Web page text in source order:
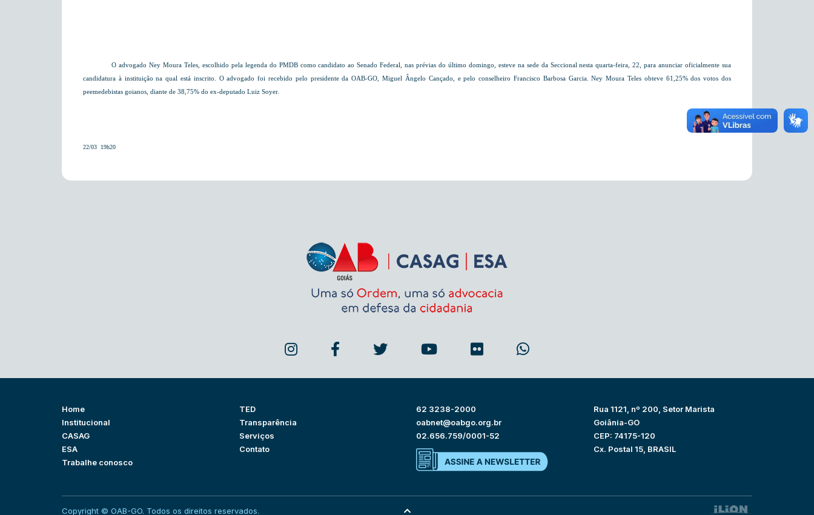
O advogado Ney Moura Teles, escolhido pela legenda do PMDB como candidato ao Senado Federal, nas prévias do último domingo, esteve na sede da Seccional nesta quarta-feira, 22, para anunciar oficialmente sua
candidatura à instituição na qual está inscrito. O advogado foi recebido pelo presidente da OAB-GO, Miguel Ângelo Cançado, e pelo conselheiro Francisco Barbosa Garcia. Ney Moura Teles obteve 61,25% dos votos dos
peemedebistas goianos, diante de 38,75% do ex-deputado Luiz Soyer.
22/03  19h20
Home
Institucional
CASAG
ESA
Trabalhe conosco
TED
Transparência
Serviços
Contato
62 3238-2000
oabnet@oabgo.org.br
02.656.759/0001-52
Rua 1121, nº 200, Setor Marista
Goiânia-GO
CEP: 74175-120
Cx. Postal 15, BRASIL
Copyright © OAB-GO. Todos os direitos reservados.